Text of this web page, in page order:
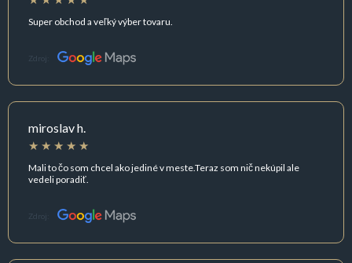
Super obchod a veľký výber tovaru.
Zdroj:
miroslav h.
Mali to čo som chcel ako jediné v meste.Teraz som nič nekúpil ale
vedeli poradiť.
Zdroj: